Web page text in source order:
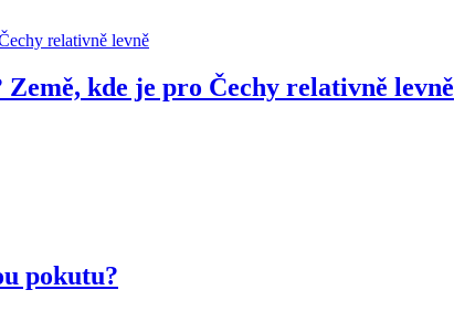
kde je pro Čechy relativně levně
pokutu?